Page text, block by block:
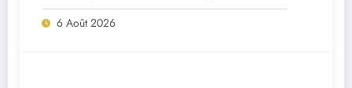
Porto ?
6 Août 2026